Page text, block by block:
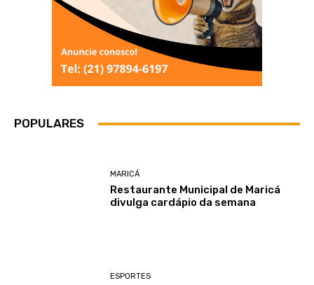
POPULARES
MARICÁ
Restaurante Municipal de Maricá
divulga cardápio da semana
ESPORTES